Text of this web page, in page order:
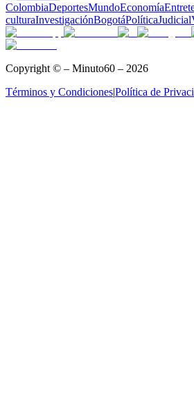
ColombiaDeportesMundoEconomía
culturaInvestigaciónBogotáPolíticaJudicial
Copyright © – Minuto60 – 2026
Términos y Condiciones|Política de